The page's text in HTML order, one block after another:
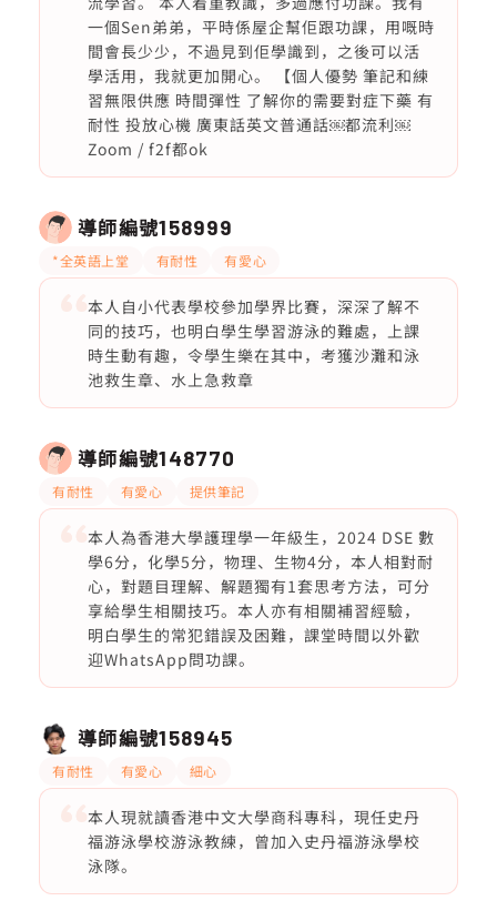
一個Sen弟弟，平時係屋企幫佢跟功課，用嘅時
間會長少少，不過見到佢學識到，之後可以活
學活用，我就更加開心。 【個人優勢 筆記和練
習無限供應 時間彈性 了解你的需要對症下藥 有
耐性 投放心機 廣東話英文普通話￼都流利￼
Zoom / f2f都ok
導師編號158999
*全英語上堂 有耐性 有愛心
本人自小代表學校參加學界比賽，深深了解不
同的技巧，也明白學生學習游泳的難處，上課
時生動有趣，令學生樂在其中，考獲沙灘和泳
池救生章、水上急救章
導師編號148770
有耐性 有愛心 提供筆記
本人為香港大學護理學一年級生，2024 DSE 數
學6分，化學5分，物理、生物4分，本人相對耐
心，對題目理解、解題獨有1套思考方法，可分
享給學生相關技巧。本人亦有相關補習經驗，
明白學生的常犯錯誤及困難，課堂時間以外歡
迎WhatsApp問功課。
導師編號158945
有耐性 有愛心 細心
本人現就讀香港中文大學商科專科，現任史丹
福游泳學校游泳教練，曾加入史丹福游泳學校
泳隊。